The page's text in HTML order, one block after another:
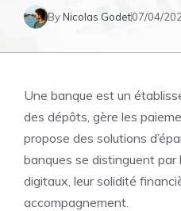
ByNicolas Godet07/04/
Une banque est un
des dépôts, gère les
propose des solutions
banques se distinguent par
digitaux, leur solidité
accompagnement.